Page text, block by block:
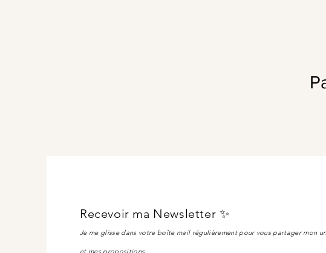
Recevoir ma Newsletter ✨
Je me glisse dans votre boîte mail régulièrement pour vous partager mon
et mes propositions.